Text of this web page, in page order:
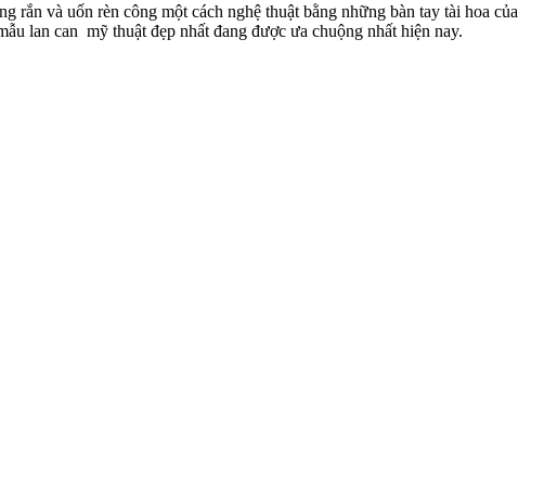
rắn và uốn rèn công một cách nghệ thuật bằng những bàn tay tài hoa của
lan can mỹ thuật đẹp nhất đang được ưa chuộng nhất hiện nay.